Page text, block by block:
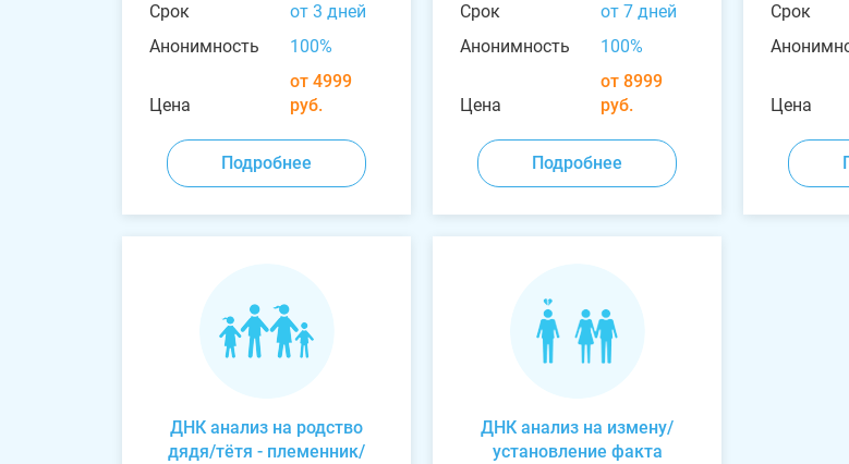
Срок
от 3 дней
Анонимность
100%
Цена
от 4999
руб.
Подробнее
Срок
от 7 дней
Анонимность
100%
Цена
от 8999
руб.
Подробнее
Срок
Цена
ДНК анализ на родство
дядя/тётя - племенник/
ДНК анализ на измену/
установление факта